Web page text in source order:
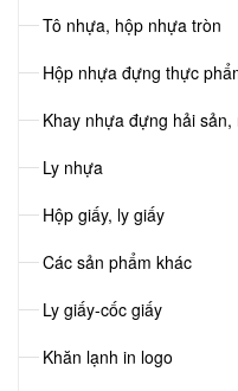
Tô nhựa, hộp nhựa tròn
Hộp nhựa đựng thực
Khay nhựa đựng hải sản,
Ly nhựa
Hộp giấy, ly giấy
Các sản phẩm khác
Ly giấy-cốc giấy
Khăn lạnh in logo